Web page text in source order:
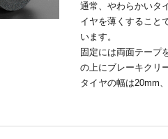
通常、やわらかいタ
イヤを薄くすること
います。
固定には両面テープ
の上にブレーキクリ
タイヤの幅は20mm